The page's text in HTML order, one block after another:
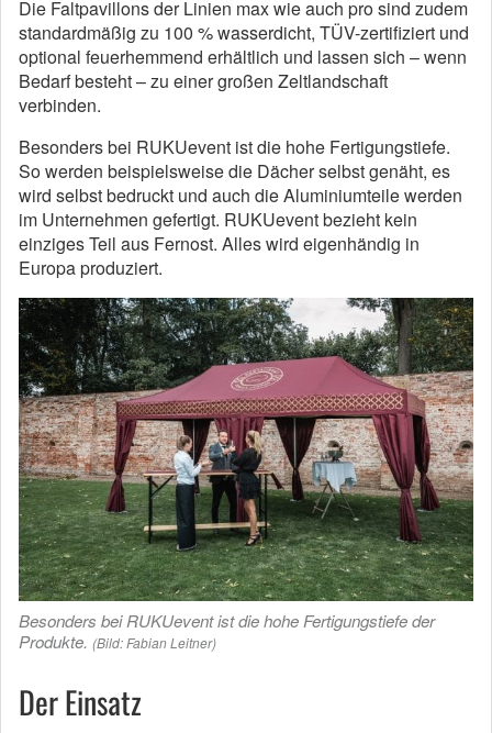
Die Faltpavillons der Linien max wie auch pro sind zudem
standardmäßig zu 100 % wasserdicht, TÜV-zertifiziert und
optional feuerhemmend erhältlich und lassen sich – wenn
Bedarf besteht – zu einer großen Zeltlandschaft
verbinden.
Besonders bei RUKUevent ist die hohe Fertigungstiefe.
So werden beispielsweise die Dächer selbst genäht, es
wird selbst bedruckt und auch die Aluminiumteile werden
im Unternehmen gefertigt. RUKUevent bezieht kein
einziges Teil aus Fernost. Alles wird eigenhändig in
Europa produziert.
Besonders bei RUKUevent ist die hohe Fertigungstiefe der
Produkte. (Bild: Fabian Leitner)
Der Einsatz